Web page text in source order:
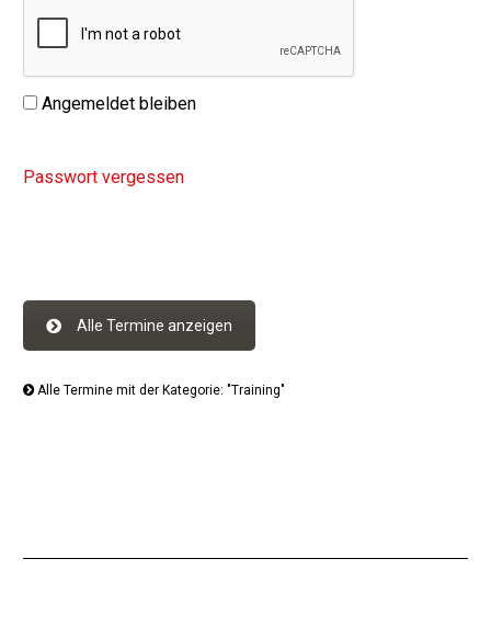
Angemeldet bleiben
Passwort vergessen
Alle Termine anzeigen
Alle Termine mit der Kategorie: "Training"